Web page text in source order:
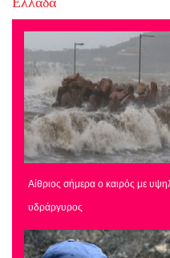
Αίθριος σήμερα ο καιρός με
υδράργυρος